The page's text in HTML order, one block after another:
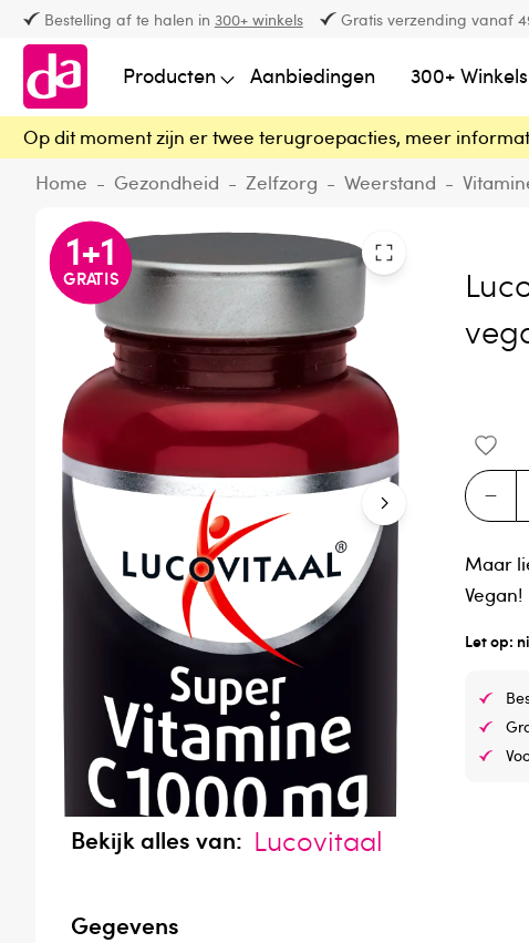
Bestelling af te halen in 300+ winkels Gratis verzending vanaf
Producten Aanbiedingen 300+ Winkels
Op dit moment zijn er twee terugroepacties, meer
Home - Gezondheid - Zelfzorg - Weerstand -
1+1
GRATIS
Maar
Vegan!
Let op:
Bekijk alles van: Lucovitaal
Gegevens